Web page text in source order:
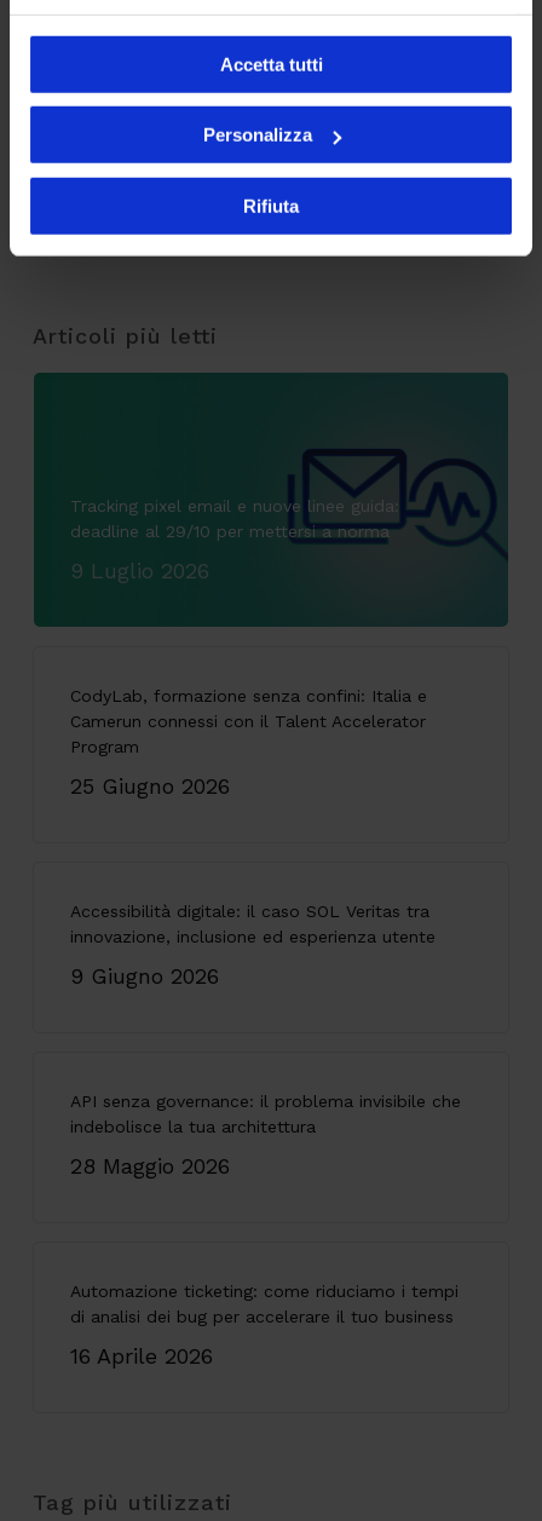
Accetta tutti
Personalizza
Rifiuta
Articoli più letti
Tracking pixel email e nuove linee guida:
deadline al 29/10 per mettersi a norma
9 Luglio 2026
CodyLab, formazione senza confini: Italia e
Camerun connessi con il Talent Accelerator
Program
25 Giugno 2026
Accessibilità digitale: il caso SOL Veritas tra
innovazione, inclusione ed esperienza utente
9 Giugno 2026
API senza governance: il problema invisibile che
indebolisce la tua architettura
28 Maggio 2026
Automazione ticketing: come riduciamo i tempi
di analisi dei bug per accelerare il tuo business
16 Aprile 2026
Tag più utilizzati